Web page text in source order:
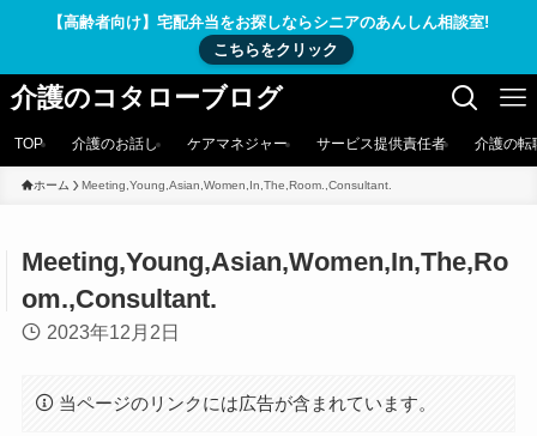
【高齢者向け】宅配弁当をお探しならシニアのあんしん相談室!
こちらをクリック
介護のコタローブログ
TOP 介護のお話し ケアマネジャー サービス提供責任者 介護の転
ホーム Meeting,Young,Asian,Women,In,The,Room.,Consultant.
Meeting,Young,Asian,Women,In,The,Ro
om.,Consultant.
2023年12月2日
当ページのリンクには広告が含まれています。